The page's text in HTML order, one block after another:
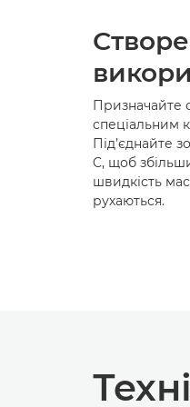
Призначайте
спеціальним
Під’єднайте
C, щоб
швидкість
рухаються.